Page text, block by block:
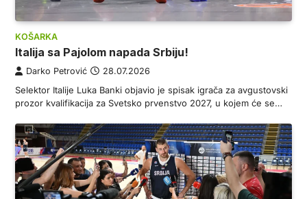
KOŠARKA
Italija sa Pajolom napada Srbiju!
Darko Petrović 28.07.2026
Selektor Italije Luka Banki objavio je spisak igrača za avgustovski
prozor kvalifikacija za Svetsko prvenstvo 2027, u kojem će se…